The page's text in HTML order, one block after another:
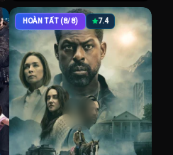
HOÀN TẤT (8/8) 7.4